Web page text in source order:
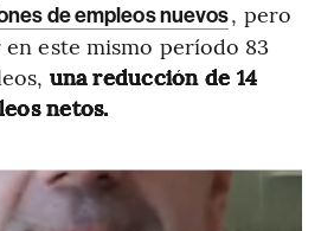
de empleos nuevos, pero
este mismo período 83
una reducción de 14
netos.